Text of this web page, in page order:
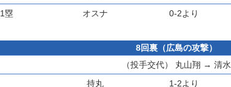
1塁 オスナ 0-2より
8回裏（広島の攻撃）
（投手交代） 丸山翔 → 清水
持丸 1-2より